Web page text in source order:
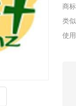
商
类
使